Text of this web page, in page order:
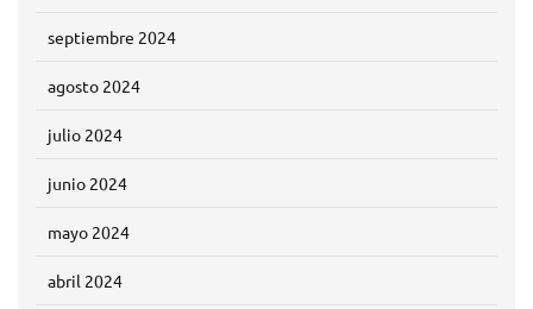
septiembre 2024
agosto 2024
julio 2024
junio 2024
mayo 2024
abril 2024